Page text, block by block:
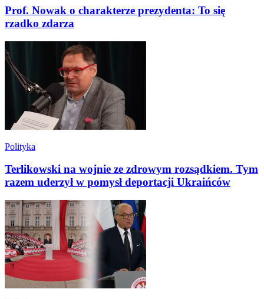
Prof. Nowak o charakterze prezydenta: To się
rzadko zdarza
Polityka
Terlikowski na wojnie ze zdrowym rozsądkiem. Tym
razem uderzył w pomysł deportacji Ukraińców